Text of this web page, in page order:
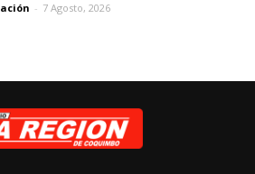
- 7 Agosto, 2026